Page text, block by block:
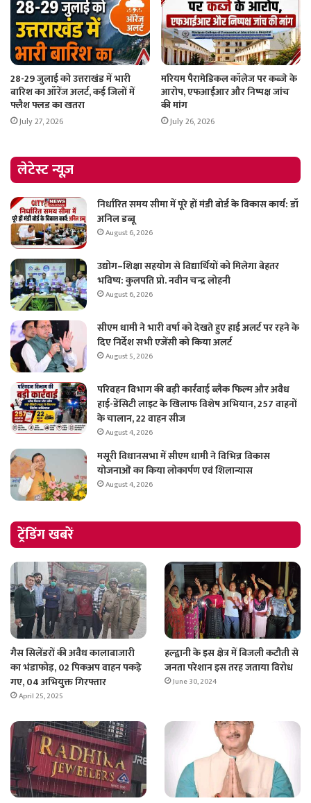
28-29 जुलाई को उत्तराखंड में भारी
बारिश का ऑरेंज अलर्ट, कई जिलों में
फ्लैश फ्लड का खतरा
July 27, 2026
मरियम पैरामेडिकल कॉलेज पर कब्जे के
आरोप, एफआईआर और निष्पक्ष जांच
की मांग
July 26, 2026
लेटेस्ट न्यूज़
निर्धारित समय सीमा में पूरे हों मंडी बोर्ड के विकास कार्य: डॉ
अनिल डब्बू
August 6, 2026
उद्योग–शिक्षा सहयोग से विद्यार्थियों को मिलेगा बेहतर
भविष्य: कुलपति प्रो. नवीन चन्द्र लोहनी
August 6, 2026
सीएम धामी ने भारी वर्षा को देखते हुए हाई अलर्ट पर रहने के
दिए निर्देश सभी एजेंसी को किया अलर्ट
August 5, 2026
परिवहन विभाग की बड़ी कार्रवाई ब्लैक फिल्म और अवैध
हाई-डेंसिटी लाइट के खिलाफ विशेष अभियान, 257 वाहनों
के चालान, 22 वाहन सीज
August 4, 2026
मसूरी विधानसभा में सीएम धामी ने विभिन्न विकास
योजनाओं का किया लोकार्पण एवं शिलान्यास
August 4, 2026
ट्रेंडिंग खबरें
गैस सिलेंडरों की अवैध कालाबाजारी
का भंडाफोड़, 02 पिकअप वाहन पकड़े
गए, 04 अभियुक्त गिरफ्तार
April 25, 2025
हल्द्वानी के इस क्षेत्र में बिजली कटौती से
जनता परेशान इस तरह जताया विरोध
June 30, 2024